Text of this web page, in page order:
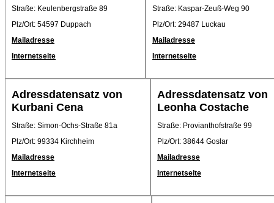
Straße: Keulenbergstraße 89
Plz/Ort: 54597 Duppach
Mailadresse
Internetseite
Straße: Kaspar-Zeuß-Weg 90
Plz/Ort: 29487 Luckau
Mailadresse
Internetseite
Adressdatensatz von
Kurbani Cena
Straße: Simon-Ochs-Straße 81a
Plz/Ort: 99334 Kirchheim
Mailadresse
Internetseite
Adressdatensatz von
Leonha Costache
Straße: Provianthofstraße 99
Plz/Ort: 38644 Goslar
Mailadresse
Internetseite